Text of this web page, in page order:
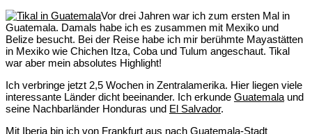
Vor drei Jahren war ich zum ersten Mal in
Guatemala. Damals habe ich es zusammen mit Mexiko und
Belize besucht. Bei der Reise habe ich mir berühmte Mayastätten
in Mexiko wie Chichen Itza, Coba und Tulum angeschaut. Tikal
war aber mein absolutes Highlight!
Ich verbringe jetzt 2,5 Wochen in Zentralamerika. Hier liegen viele
interessante Länder dicht beeinander. Ich erkunde Guatemala und
seine Nachbarländer Honduras und El Salvador.
Mit Iberia bin ich von Frankfurt aus nach Guatemala-Stadt